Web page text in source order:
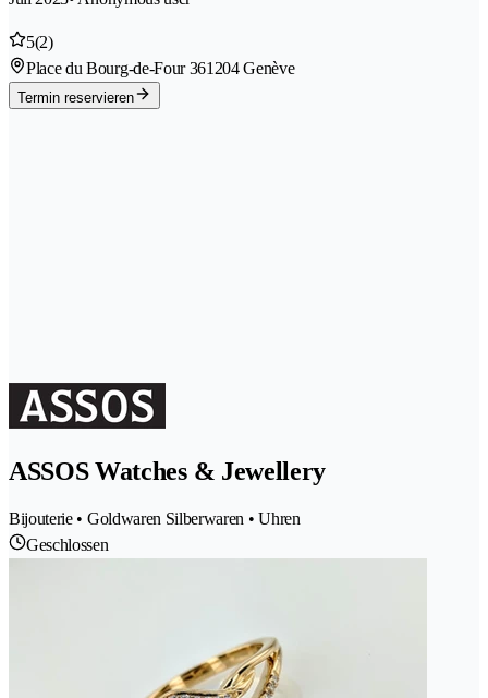
5(2)
Place du Bourg-de-Four 361204 Genève
Termin reservieren
ASSOS Watches & Jewellery
Bijouterie • Goldwaren Silberwaren • Uhren
Geschlossen